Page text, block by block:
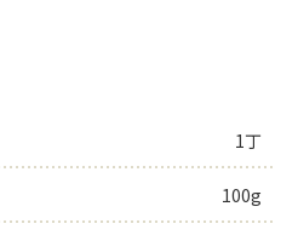
1丁
100g